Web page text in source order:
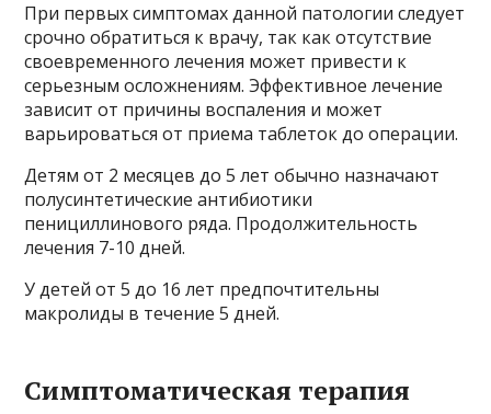
При первых симптомах данной патологии следует
срочно обратиться к врачу, так как отсутствие
своевременного лечения может привести к
серьезным осложнениям. Эффективное лечение
зависит от причины воспаления и может
варьироваться от приема таблеток до операции.
Детям от 2 месяцев до 5 лет обычно назначают
полусинтетические антибиотики
пенициллинового ряда. Продолжительность
лечения 7-10 дней.
У детей от 5 до 16 лет предпочтительны
макролиды в течение 5 дней.
Симптоматическая терапия